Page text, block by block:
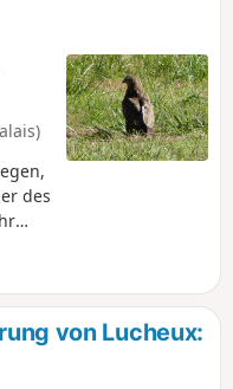
des
von Lucheux: